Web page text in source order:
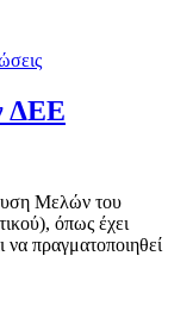
ΔΕΕ
Μελών του
όπως έχει
να πραγματοποιηθεί